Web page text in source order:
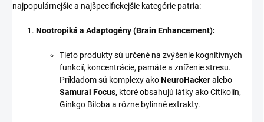
najpopulárnejšie a najšpecifickejšie kategórie patria:
Nootropiká a Adaptogény (Brain Enhancement):
Tieto produkty sú určené na zvýšenie kognitívnych
funkcií, koncentrácie, pamäte a zníženie stresu.
Príkladom sú komplexy akoNeuroHackeralebo
Samurai Focus, ktoré obsahujú látky ako Citikolín,
Ginkgo Biloba a rôzne bylinné extrakty.